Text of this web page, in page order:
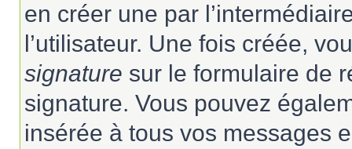
en créer une par
l’utilisateur. Une fois créée,
signature sur le formulaire de
signature. Vous pouvez
insérée à tous vos messages